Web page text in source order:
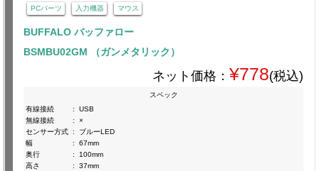
PCパーツ 入力機器 マウス
BUFFALO バッファロー
BSMBU02GM （ガンメタリック）
ネット価格： ¥778(税込)
スペック
有線接続
:
USB
無線接続
:
×
センサー方式 :
ブルーLED
幅
:
67mm
奥行
:
100mm
高さ
: 37mm